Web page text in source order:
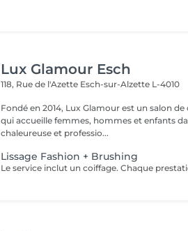
Lux Glamour Esch
118, Rue de l'Azette Esch-sur-Alzette L-4010
Fondé en 2014, Lux Glamour est un salon
qui accueille femmes, hommes et enfants
chaleureuse et professio...
Lissage Fashion + Brushing